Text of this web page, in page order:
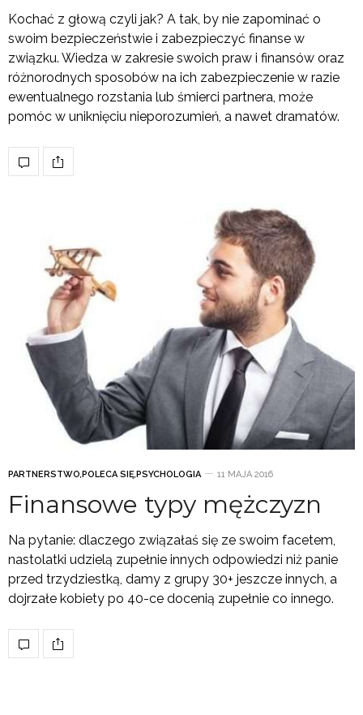
Kochać z głową czyli jak? A tak, by nie zapominać o
swoim bezpieczeństwie i zabezpieczyć finanse w
związku. Wiedza w zakresie swoich praw i finansów oraz
różnorodnych sposobów na ich zabezpieczenie w razie
ewentualnego rozstania lub śmierci partnera, może
pomóc w uniknięciu nieporozumień, a nawet dramatów.
PARTNERSTWO,POLECA SIĘ,PSYCHOLOGIA 11 MAJA 2016
Finansowe typy mężczyzn
Na pytanie: dlaczego związałaś się ze swoim facetem,
nastolatki udzielą zupełnie innych odpowiedzi niż panie
przed trzydziestką, damy z grupy 30+ jeszcze innych, a
dojrzałe kobiety po 40-ce docenią zupełnie co innego.